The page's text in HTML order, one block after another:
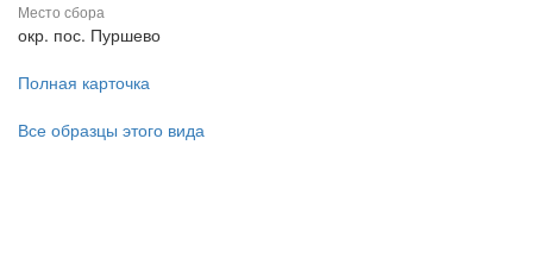
Место сбора
окр. пос. Пуршево
Полная карточка
Все образцы этого вида